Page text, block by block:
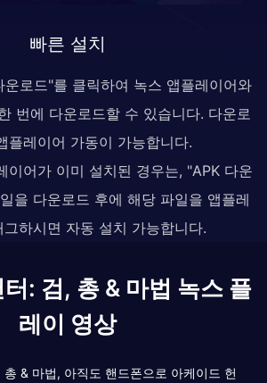
빠른 설치
로드"를 클릭하여 녹스 앱플레이어와
번에 다운로드할 수 있습니다. 다운로
플레이어 가동이 가능합니다.
이어가 이미 설치된 경우는, "APK 다운
을 다운로드 후에 해당 파일을 앱플레
그하시면 자동 설치 가능합니다.
: 검, 총 & 마법 녹스 플
레이 영상
& 마법, 아직도 핸드폰으로 아케이드 헌